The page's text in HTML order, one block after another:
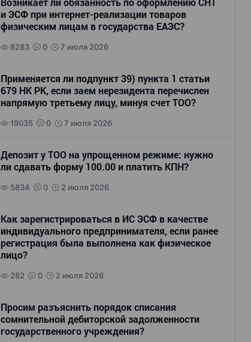
Возникает ли обязанность по оформлению СНТ
и ЭСФ при интернет-реализации товаров
физическим лицам в государства ЕАЭС?
8283 0 7 июля 2026
Применяется ли подпункт 39) пункта 1 статьи
679 НК РК, если заем нерезидента перечислен
напрямую третьему лицу, минуя счет ТОО?
19035 0 7 июля 2026
Депозит у ТОО на упрощенном режиме: нужно
ли сдавать форму 100.00 и платить КПН?
5834 0 2 июля 2026
Как зарегистрироваться в ИС ЭСФ в качестве
индивидуального предпринимателя, если ранее
регистрация была выполнена как физическое
лицо?
282 0 2 июля 2026
Просим разъяснить порядок списания
сомнительной дебиторской задолженности
государственного учреждения?